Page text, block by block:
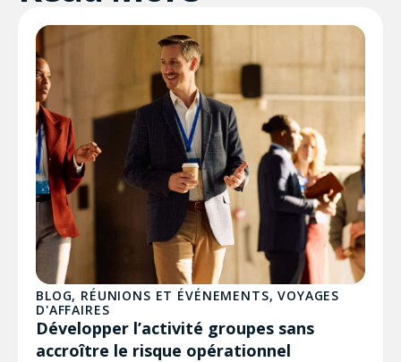
BLOG, RÉUNIONS ET ÉVÉNEMENTS,VOYAGES
D'AFFAIRES
Développer l’activité groupes sans
accroître le risque opérationnel